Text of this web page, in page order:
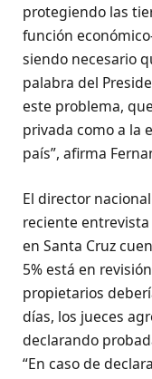
protegiendo las
función
siendo necesario
palabra del
este problema,
privada como a la
país”, afirma
El director
reciente entrevista
en Santa Cruz
5% está en
propietarios
días, los jueces
declarando
“En caso de